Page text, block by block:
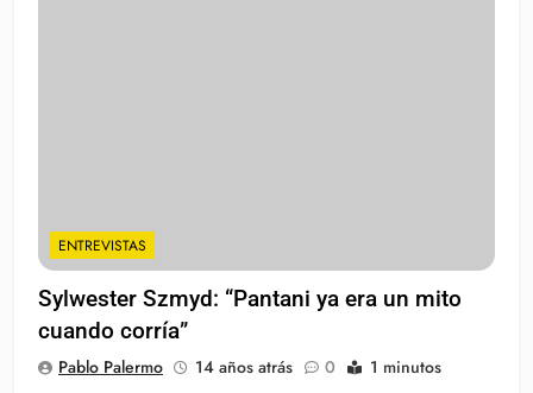
ENTREVISTAS
Sylwester Szmyd: “Pantani ya era un mito
cuando corría”
Pablo Palermo 14 años atrás 0 1 minutos